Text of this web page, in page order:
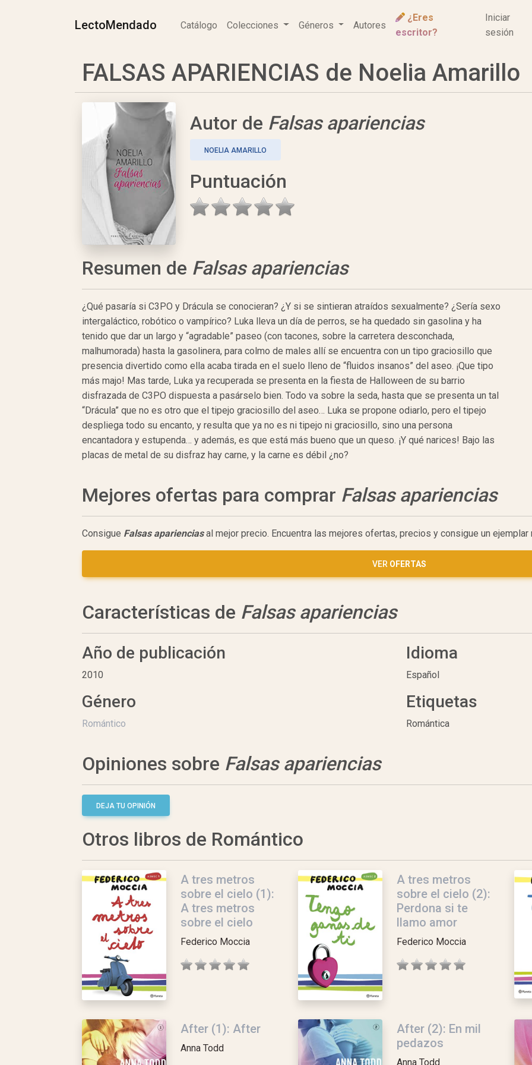
LectoMendado Catálogo Colecciones Géneros Autores
¿Eres
escritor?
Iniciar
sesión
FALSAS APARIENCIAS de Noelia Amarillo
Autor de Falsas apariencias
NOELIA AMARILLO
Puntuación
Resumen de Falsas apariencias
¿Qué pasaría si C3PO y Drácula se conocieran? ¿Y si se sintieran atraídos sexualmente? ¿Sería sexo
intergaláctico, robótico o vampírico? Luka lleva un día de perros, se ha quedado sin gasolina y ha
tenido que dar un largo y “agradable” paseo (con tacones, sobre la carretera desconchada,
malhumorada) hasta la gasolinera, para colmo de males allí se encuentra con un tipo graciosillo que
presencia divertido como ella acaba tirada en el suelo lleno de “fluidos insanos” del aseo. ¡Que tipo
más majo! Mas tarde, Luka ya recuperada se presenta en la fiesta de Halloween de su barrio
disfrazada de C3PO dispuesta a pasárselo bien. Todo va sobre la seda, hasta que se presenta un tal
“Drácula” que no es otro que el tipejo graciosillo del aseo… Luka se propone odiarlo, pero el tipejo
despliega todo su encanto, y resulta que ya no es ni tipejo ni graciosillo, sino una persona
encantadora y estupenda… y además, es que está más bueno que un queso. ¡Y qué narices! Bajo las
placas de metal de su disfraz hay carne, y la carne es débil ¿no?
Mejores ofertas para comprar Falsas apariencias
Consigue Falsas aparienciasal mejor precio. Encuentra las mejores ofertas, precios y consigue un ejemplar
VER OFERTAS
Características de Falsas apariencias
Año de publicación
2010
Idioma
Español
Género
Romántico
Etiquetas
Romántica
Opiniones sobre Falsas apariencias
DEJA TU OPINIÓN
Otros libros de Romántico
A tres metros
sobre el cielo (1):
A tres metros
sobre el cielo
Federico Moccia
A tres metros
sobre el cielo (2):
Perdona si te
llamo amor
Federico Moccia
After (1): After
Anna Todd
After (2): En mil
pedazos
Anna Todd